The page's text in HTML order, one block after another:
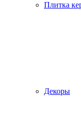
Плитка
Декоры